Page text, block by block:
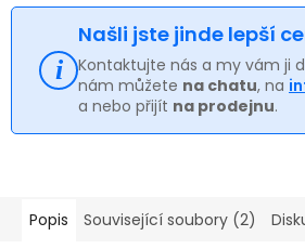
Našli jste jinde lepší
Kontaktujte nás a my vám ji
nám můžete na chatu, na
a nebo přijít na prodejnu.
Popis Související soubory (2)